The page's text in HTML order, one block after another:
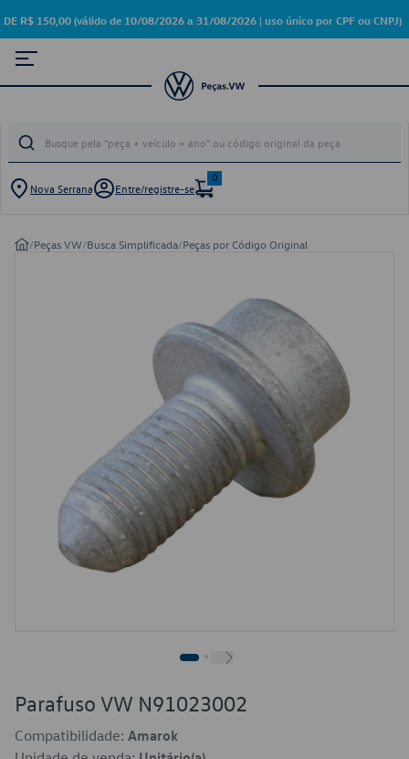
DE R$ 150,00 (válido de 10/08/2026 a 31/08/2026 | uso único por CPF ou CNPJ)
Nova Serrana Entre/registre-se
0
/Peças VW/Busca Simplificada/Peças por Código Original
Parafuso VW N91023002
Compatibilidade: Amarok